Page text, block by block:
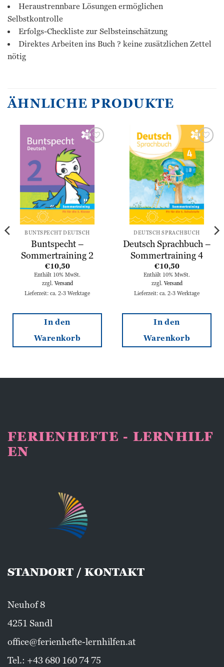
Heraustrennbare Lösungen ermöglichen
Selbstkontrolle
Erfolgs-Checkliste zur Selbsteinschätzung
Direktes Arbeiten ins Buch ? keine zusätzlichen Zettel
nötig
ÄHNLICHE PRODUKTE
Wunschliste
hinzufügen
BUNTSPECHT DEUTSCH
Buntspecht –
Sommertraining 2
€10,50
Enthält 10% MwSt.
zzgl. Versand
Lieferzeit: ca. 2-3 Werktage
In den
Warenkorb
Zur
Wunschliste
hinzufügen
DEUTSCH SPRACHBUCH
Deutsch Sprachbuch –
Sommertraining 4
€10,50
Enthält 10% MwSt.
zzgl. Versand
Lieferzeit: ca. 2-3 Werktage
In den
Warenkorb
FERIENHEFTE - LERNHILF
EN
STANDORT / KONTAKT
Neuhof 8
4251 Sandl
office@ferienhefte-lernhilfen.at
Tel.: +43 680 160 74 75